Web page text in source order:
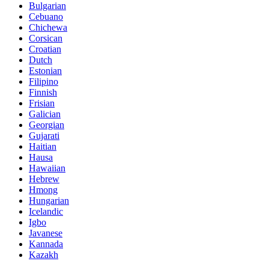
Bulgarian
Cebuano
Chichewa
Corsican
Croatian
Dutch
Estonian
Filipino
Finnish
Frisian
Galician
Georgian
Gujarati
Haitian
Hausa
Hawaiian
Hebrew
Hmong
Hungarian
Icelandic
Igbo
Javanese
Kannada
Kazakh